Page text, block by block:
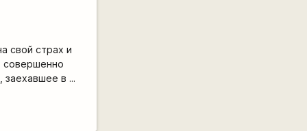
свой страх и
совершенно
в ...